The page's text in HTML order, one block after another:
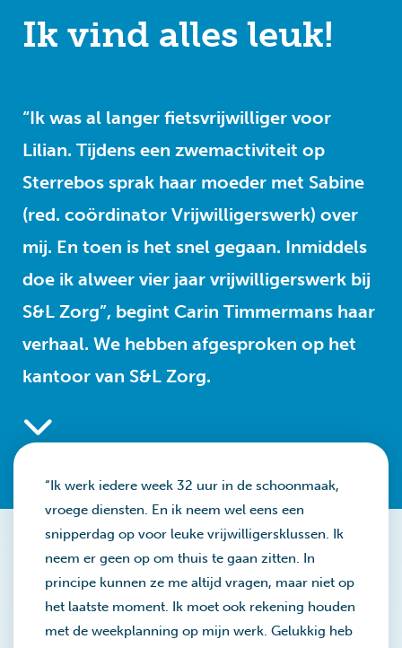
Ik vind alles leuk!
“Ik was al langer fietsvrijwilliger voor
Lilian. Tijdens een zwemactiviteit op
Sterrebos sprak haar moeder met Sabine
(red. coördinator Vrijwilligerswerk) over
mij. En toen is het snel gegaan. Inmiddels
doe ik alweer vier jaar vrijwilligerswerk bij
S&L Zorg”, begint Carin Timmermans haar
verhaal. We hebben afgesproken op het
kantoor van S&L Zorg.
“Ik werk iedere week 32 uur in de schoonmaak,
vroege diensten. En ik neem wel eens een
snipperdag op voor leuke vrijwilligersklussen. Ik
neem er geen op om thuis te gaan zitten. In
principe kunnen ze me altijd vragen, maar niet op
het laatste moment. Ik moet ook rekening houden
met de weekplanning op mijn werk. Gelukkig heb